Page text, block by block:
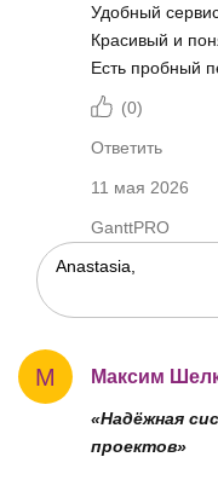
Удобный
Красивый и
Есть пробный
(0)
Ответить
11 мая 2026
GanttPRO
М Максим
«Надёжная
проектов»